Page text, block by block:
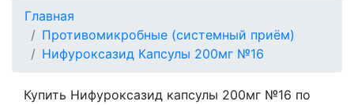
Главная
Противомикробные (системный приём)
Нифуроксазид Капсулы 200мг №16
Купить Нифуроксазид капсулы 200мг №16 по